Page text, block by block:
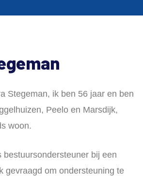
Stegeman, ik ben 56 jaar en ben
Peelo en Marsdijk,
woon.
bestuursondersteuner bij een
gevraagd om ondersteuning te